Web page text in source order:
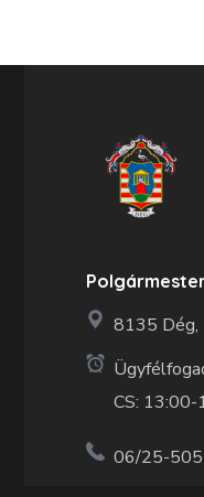
8135 Dég,
CS: 13:00-
06/25-